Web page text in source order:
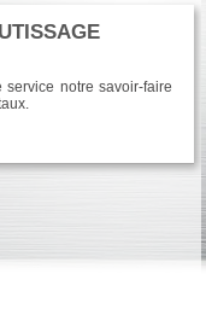
notre savoir-faire